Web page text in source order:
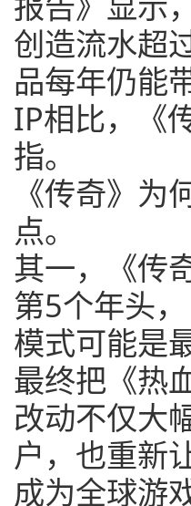
创造流水超
品每年仍能
IP相比，《
指。
《传奇》
点。
其一，《传
第5个年头
模式可能是
最终把《热
改动不仅大
户，也重新
成为全球游